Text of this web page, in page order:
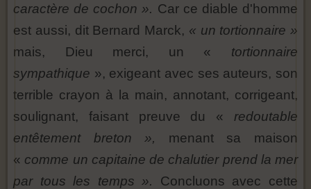
caractère de cochon ». Car ce diable d'homme
est aussi, dit Bernard Marck, « un tortionnaire »
mais, Dieu merci, un « tortionnaire
sympathique », exigeant avec ses auteurs, son
terrible crayon à la main, annotant, corrigeant,
soulignant, faisant preuve du « redoutable
entêtement breton », menant sa maison
« comme un capitaine de chalutier prend la mer
par tous les temps ». Concluons avec cette